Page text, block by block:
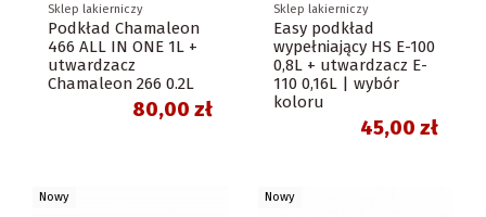
Sklep lakierniczy
Podkład Chamaleon
466 ALL IN ONE 1L +
utwardzacz
Chamaleon 266 0.2L
80,00 zł
Sklep lakierniczy
Easy podkład
wypełniający HS E-100
0,8L + utwardzacz E-
110 0,16L | wybór
koloru
45,00 zł
Nowy Nowy